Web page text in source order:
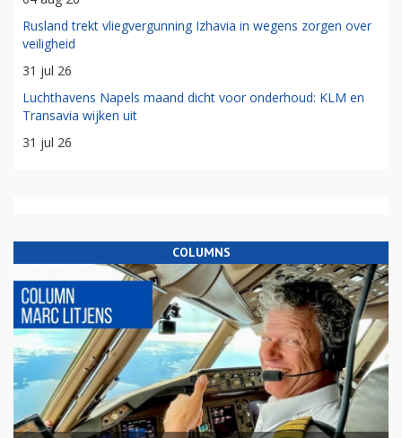
Rusland trekt vliegvergunning Izhavia in wegens zorgen over
veiligheid
31 jul 26
Luchthavens Napels maand dicht voor onderhoud: KLM en
Transavia wijken uit
31 jul 26
COLUMNS